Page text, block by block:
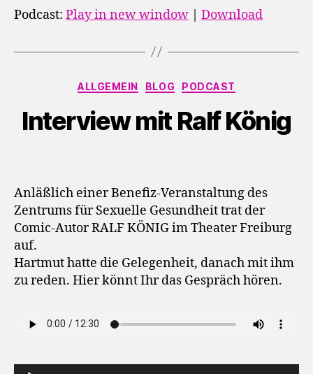
d
Podcast: Play in new window Download
Kategorien
ALLGEMEIN BLOG PODCAST
Interview mit Ralf König
Anläßlich einer Benefiz-Veranstaltung des
Zentrums für Sexuelle Gesundheit trat der
Comic-Autor RALF KÖNIG im Theater Freiburg
auf.
Hartmut hatte die Gelegenheit, danach mit ihm
zu reden. Hier könnt Ihr das Gespräch hören.